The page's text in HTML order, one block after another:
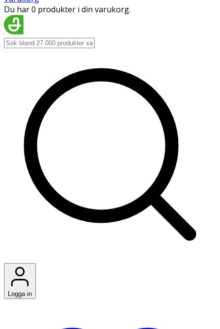
Du har 0 produkter i din varukorg.
Logga in